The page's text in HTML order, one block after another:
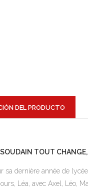
DEL PRODUCTO
TOUT
sa dernière année de
Léa, avec Axel, Léo,